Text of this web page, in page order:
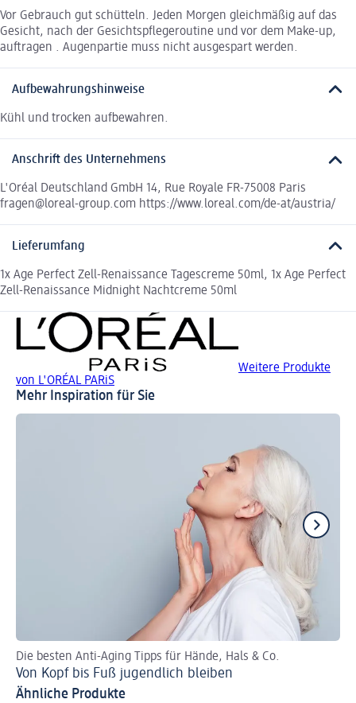
Vor Gebrauch gut schütteln. Jeden Morgen gleichmäßig auf das
Gesicht, nach der Gesichtspflegeroutine und vor dem Make-up,
auftragen . Augenpartie muss nicht ausgespart werden.
Aufbewahrungshinweise
Kühl und trocken aufbewahren.
Anschrift des Unternehmens
L'Oréal Deutschland GmbH 14, Rue Royale FR-75008 Paris
fragen@loreal-group.com https://www.loreal.com/de-at/austria/
Lieferumfang
1x Age Perfect Zell-Renaissance Tagescreme 50ml, 1x Age Perfect
Zell-Renaissance Midnight Nachtcreme 50ml
Weitere Produkte
von L'ORÉAL PARiS
Mehr Inspiration für Sie
Die besten Anti-Aging Tipps für Hände, Hals & Co.
Von Kopf bis Fuß jugendlich bleiben
Ähnliche Produkte